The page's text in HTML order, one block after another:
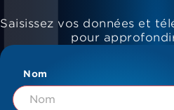
Saisissez vos données et
pour
Nom